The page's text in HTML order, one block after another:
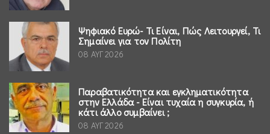
Ψηφιακό Ευρώ- Τι Είναι, Πώς Λειτουργεί, Τι
Σημαίνει για τον Πολίτη
08 ΑΥΓ 2026
Παραβατικότητα και εγκληματικότητα
στην Ελλάδα - Είναι τυχαία η συγκυρία, ή
κάτι άλλο συμβαίνει ;
08 ΑΥΓ 2026